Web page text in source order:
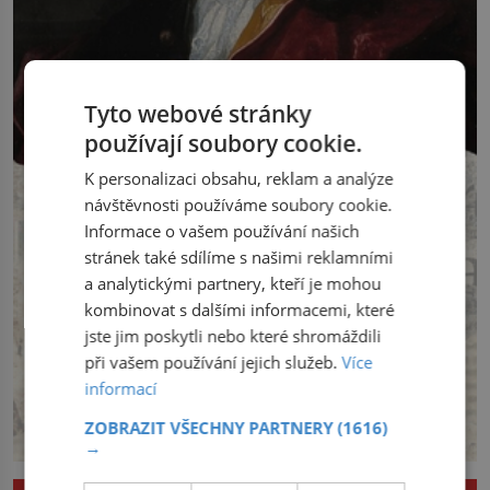
Tyto webové stránky
používají soubory cookie.
K personalizaci obsahu, reklam a analýze
návštěvnosti používáme soubory cookie.
Informace o vašem používání našich
stránek také sdílíme s našimi reklamními
a analytickými partnery, kteří je mohou
kombinovat s dalšími informacemi, které
jste jim poskytli nebo které shromáždili
při vašem používání jejich služeb.Více
informací
ZOBRAZIT VŠECHNY PARTNERY(1616)
→